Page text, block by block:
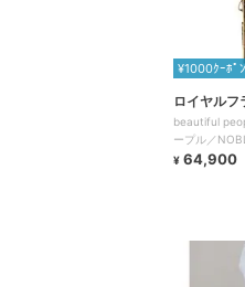
¥1000ｸｰﾎﾟﾝ
ロイヤルフ
beautiful
ープル／
¥ 64,900